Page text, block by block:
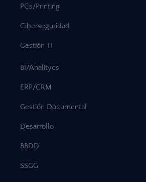
PCs/Printing
Ciberseguridad
Gestión TI
BI/Analitycs
ERP/CRM
Gestión Documental
Desarrollo
BBDD
SSGG